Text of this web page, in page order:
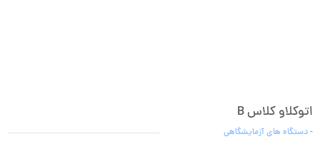
اتوکلاو کلاس B
-دستگاه های آزمایشگاهی